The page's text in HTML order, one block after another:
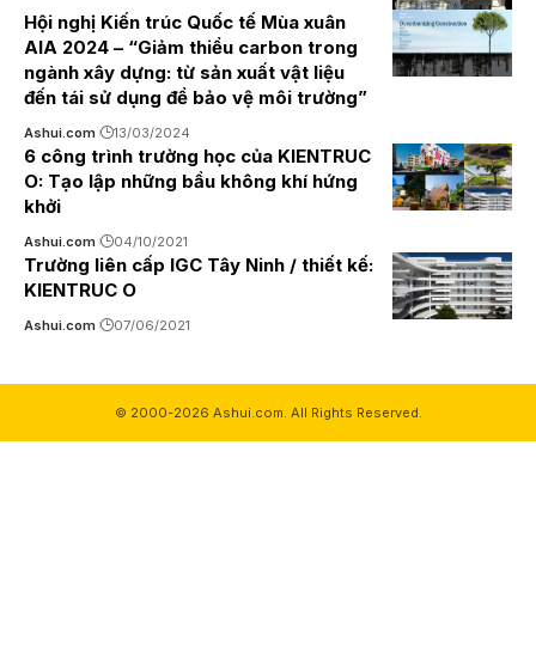
Hội nghị Kiến trúc Quốc tế Mùa xuân
AIA 2024 – “Giảm thiểu carbon trong
ngành xây dựng: từ sản xuất vật liệu
đến tái sử dụng để bảo vệ môi trường”
Ashui.com 13/03/2024
6 công trình trường học của KIENTRUC
O: Tạo lập những bầu không khí hứng
khởi
Ashui.com 04/10/2021
Trường liên cấp IGC Tây Ninh / thiết kế:
KIENTRUC O
Ashui.com 07/06/2021
© 2000-2026 Ashui.com. All Rights Reserved.